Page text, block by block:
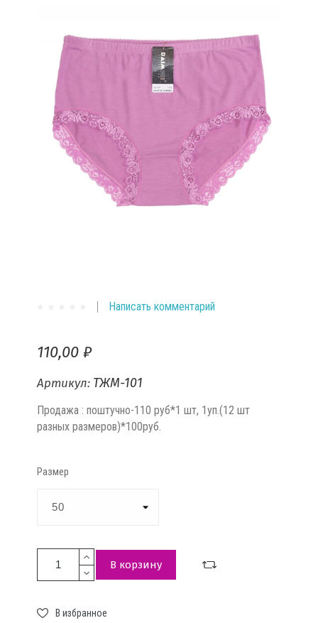
Написать комментарий
110,00 ₽
Артикул: ТЖМ-101
Продажа : поштучно-110 руб*1 шт, 1уп.(12 шт
разных размеров)*100руб.
Размер
В корзину
В избранное